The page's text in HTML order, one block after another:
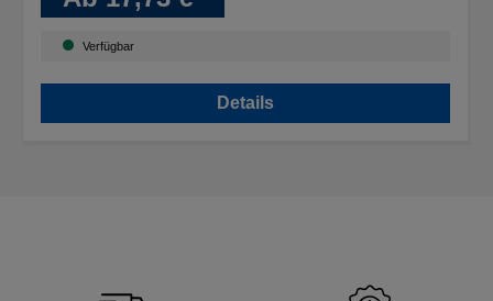
Verfügbar
Details